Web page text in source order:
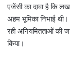
एजेंसी का दावा है कि
अहम भूमिका निभाई
रही अनियमितताओं की
किया।